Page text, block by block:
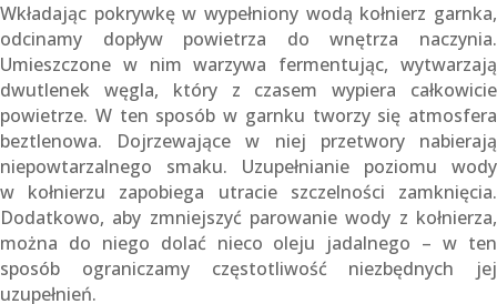
Wkładając pokrywkę w wypełniony wodą kołnierz garnka,
odcinamy dopływ powietrza do wnętrza naczynia.
Umieszczone w nim warzywa fermentując, wytwarzają
dwutlenek węgla, który z czasem wypiera całkowicie
powietrze. W ten sposób w garnku tworzy się atmosfera
beztlenowa. Dojrzewające w niej przetwory nabierają
niepowtarzalnego smaku. Uzupełnianie poziomu wody
w kołnierzu zapobiega utracie szczelności zamknięcia.
Dodatkowo, aby zmniejszyć parowanie wody z kołnierza,
można do niego dolać nieco oleju jadalnego – w ten
sposób ograniczamy częstotliwość niezbędnych jej
uzupełnień.